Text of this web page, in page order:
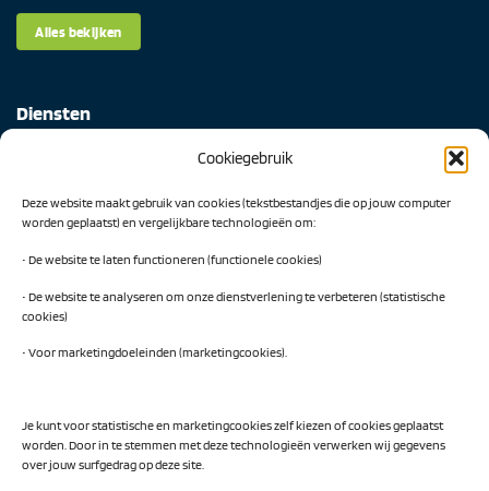
Cookiegebruik
Deze website maakt gebruik van cookies (tekstbestandjes die op jouw computer
worden geplaatst) en vergelijkbare technologieën om:
• De website te laten functioneren (functionele cookies)
• De website te analyseren om onze dienstverlening te verbeteren (statistische
cookies)
• Voor marketingdoeleinden (marketingcookies).
Je kunt voor statistische en marketingcookies zelf kiezen of cookies geplaatst
worden. Door in te stemmen met deze technologieën verwerken wij gegevens
over jouw surfgedrag op deze site.
Alles bekijken
Diensten
AI Readiness Scan
Traineeship SN Data & AI
Projecten
Niemeyer Campus